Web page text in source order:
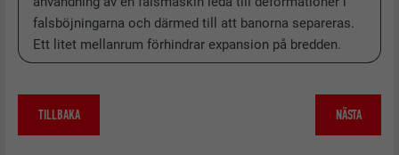
falsböjningarna och därmed till att banorna separeras.
Ett litet mellanrum förhindrar expansion på bredden.
TILLBAKA NÄSTA
LEVERANTÖRER Google Optimize
Installeras som ett test för att
kontrollera om webbläsaren tillåter
att kakor installeras. Innehåller inga
ÄNDAMÅL
Lagrar den användarvalda
språkversionen av en webbplats.